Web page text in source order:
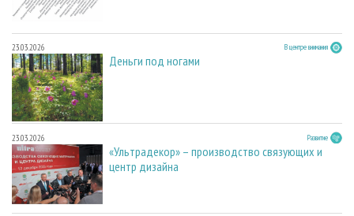
23.03.2026 В центре внимания
Деньги под ногами
23.03.2026 Развитие
«Ультрадекор» – производство связующих и
центр дизайна